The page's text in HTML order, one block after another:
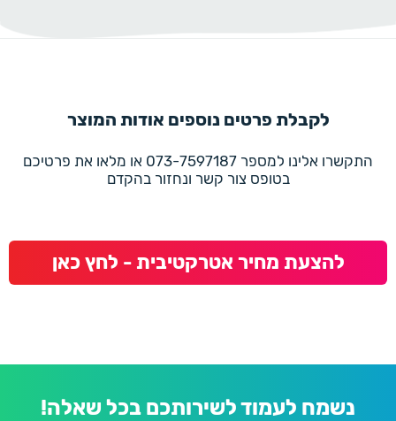
לקבלת פרטים נוספים אודות המוצר
התקשרו אלינו למספר 073-7597187 או מלאו את פרטיכם
בטופס צור קשר ונחזור בהקדם
להצעת מחיר אטרקטיבית - לחץ כאן
נשמח לעמוד לשירותכם בכל שאלה!